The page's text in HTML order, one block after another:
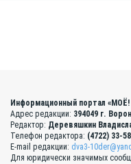
Информационный портал
Адрес редакции: 394049 г.
Редактор: Деревяшкин
Телефон редактора: (4722) 33-
E-mail редакции: dva3-
Для юридически значимых